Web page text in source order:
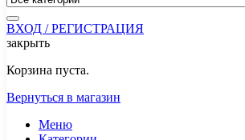
ВХОД / РЕГИСТРАЦИЯ
закрыть
Корзина пуста.
Вернуться в магазин
Меню